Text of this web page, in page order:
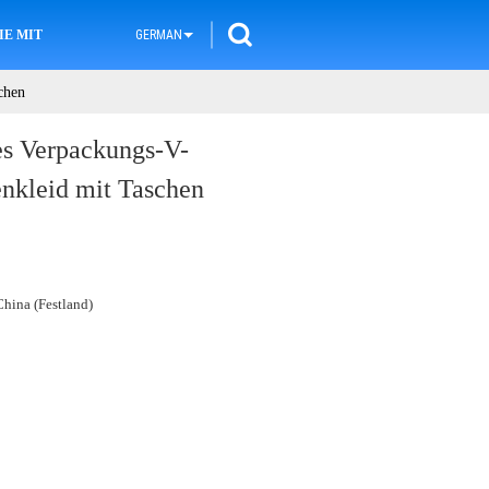
MIT UNS IN VERBINDUNG
GERMAN
Verpackungs-V-
mit Taschen
(Festland)